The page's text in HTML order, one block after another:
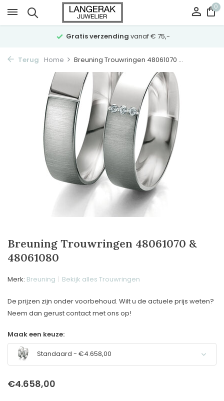
0
Gratis verzending vanaf € 75,-
Terug Home Breuning Trouwringen 48061070 ...
Breuning Trouwringen 48061070 &
48061080
Merk: Breuning Bekijk alles Trouwringen
De prijzen zijn onder voorbehoud. Wilt u de actuele prijs weten?
Neem dan gerust contact met ons op!
Maak een keuze:
Standaard - €4.658,00
€4.658,00